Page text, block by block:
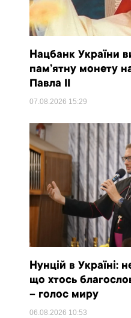
Нацбанк України
пам’ятну монету
Павла II
07.08.2026 15:29
Нунцій в Україні:
що хтось
– голос миру
06.08.2026 10:53